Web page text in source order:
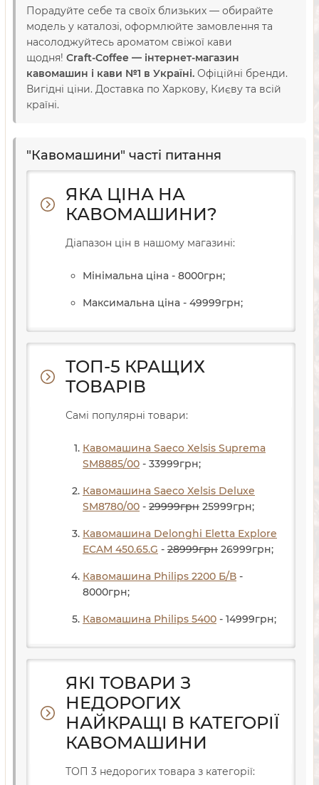
Порадуйте себе та своїх близьких — обирайте
модель у каталозі, оформлюйте замовлення та
насолоджуйтесь ароматом свіжої кави
щодня! Craft-Coffee — інтернет-магазин
кавомашин і кави №1 в Україні. Офіційні бренди.
Вигідні ціни. Доставка по Харкову, Києву та всій
країні.
"Кавомашини" часті питання
ЯКА ЦІНА НА
КАВОМАШИНИ?
Діапазон цін в нашому магазині:
Мінімальна ціна - 8000грн;
Максимальна ціна - 49999грн;
ТОП-5 КРАЩИХ
ТОВАРІВ
Самі популярні товари:
Кавомашина Saeco Xelsis Suprema
SM8885/00 - 33999грн;
Кавомашина Saeco Xelsis Deluxe
SM8780/00 - 29999грн 25999грн;
Кавомашина Delonghi Eletta Explore
ECAM 450.65.G - 28999грн 26999грн;
Кавомашина Philips 2200 Б/В -
8000грн;
Кавомашина Philips 5400 - 14999грн;
ЯКІ ТОВАРИ З
НЕДОРОГИХ
НАЙКРАЩІ В КАТЕГОРІЇ
КАВОМАШИНИ
ТОП 3 недорогих товара з категорії: